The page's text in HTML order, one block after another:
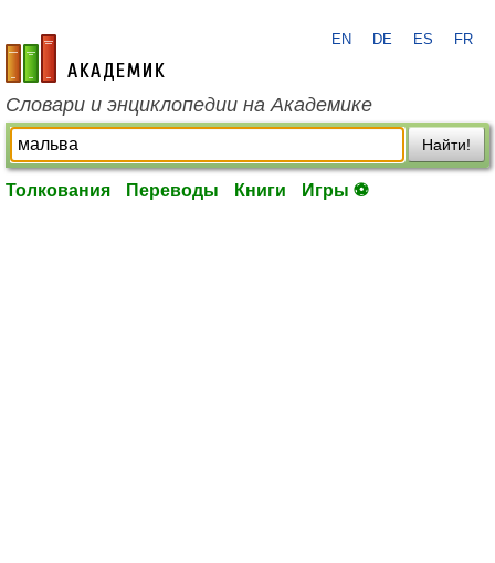
academic.ru
EN DE ES FR
Словари и энциклопедии на Академике
Найти!
Толкования Переводы Книги Игры ⚽